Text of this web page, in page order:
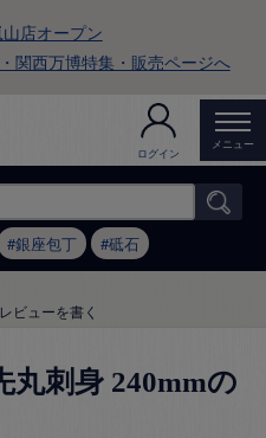
店オープン
関西万博特集・販売ページへ
ログイン
メニュー
銀座包丁 砥石
ビューを書く
丸刺身 240mmの